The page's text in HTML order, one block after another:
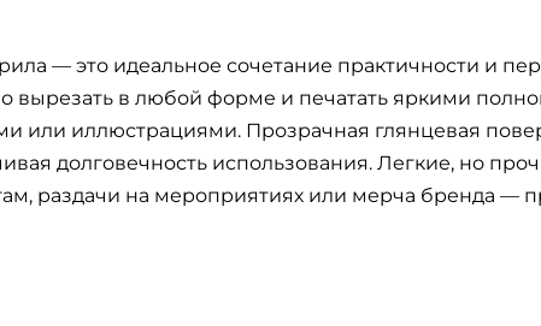
— это идеальное сочетание практичности и
вырезать в любой форме и печатать яркими
или иллюстрациями. Прозрачная глянцевая
долговечность использования. Легкие, но
раздачи на мероприятиях или мерча бренда —